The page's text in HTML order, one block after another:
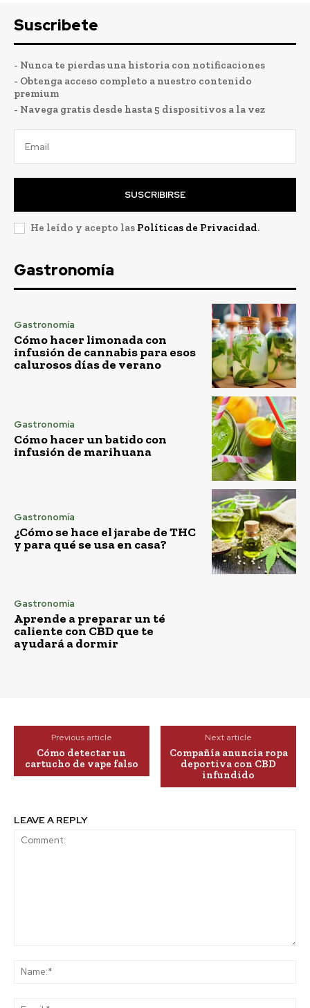
Suscribete
- Nunca te pierdas una historia con notificaciones
- Obtenga acceso completo a nuestro contenido
premium
- Navega gratis desde hasta 5 dispositivos a la vez
SUSCRIBIRSE
He leído y acepto las Políticas de Privacidad.
Gastronomía
Gastronomía
Cómo hacer limonada con
infusión de cannabis para esos
calurosos días de verano
Gastronomía
Cómo hacer un batido con
infusión de marihuana
Gastronomía
¿Cómo se hace el jarabe de THC
y para qué se usa en casa?
Gastronomía
Aprende a preparar un té
caliente con CBD que te
ayudará a dormir
Previous article
Cómo detectar un
cartucho de vape falso
Next article
Compañía anuncia ropa
deportiva con CBD
infundido
LEAVE A REPLY